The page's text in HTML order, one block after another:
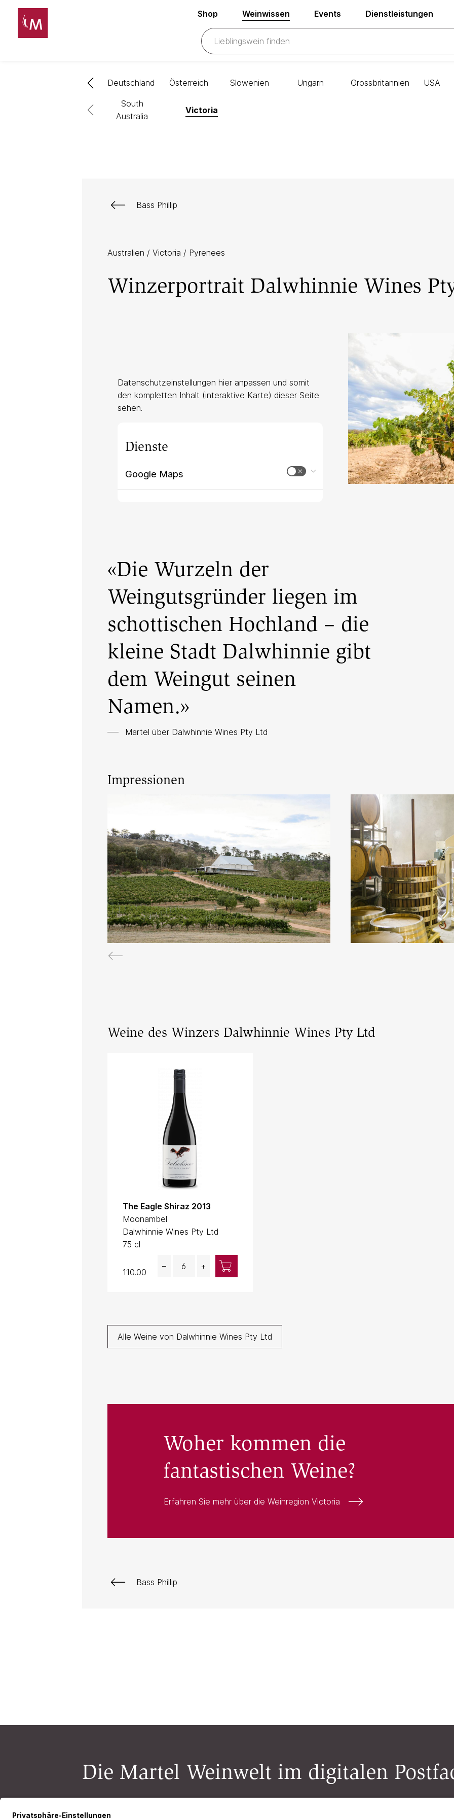
Shop Weinwissen Events Dienstleistungen
Deutschland Österreich Slowenien Ungarn Grossbritannien USA
South
Australia
Victoria
Bass Phillip
Australien / Victoria / Pyrenees
Winzerportrait Dalwhinnie Wines
Datenschutzeinstellungen hier anpassen und somit
den kompletten Inhalt (interaktive Karte) dieser Seite
sehen.
Dienste
Google Maps
«Die Wurzeln der
Weingutsgründer liegen im
schottischen Hochland – die
kleine Stadt Dalwhinnie gibt
dem Weingut seinen
Namen.»
Martel über Dalwhinnie Wines Pty Ltd
Impressionen
Weine des Winzers Dalwhinnie Wines Pty Ltd
The Eagle Shiraz 2013
Moonambel
Dalwhinnie Wines Pty Ltd
75 cl
110.00
– +
Alle Weine von Dalwhinnie Wines Pty Ltd
Woher kommen die
fantastischen Weine?
Erfahren Sie mehr über die Weinregion Victoria
Bass Phillip
Die Martel Weinwelt im digitalen